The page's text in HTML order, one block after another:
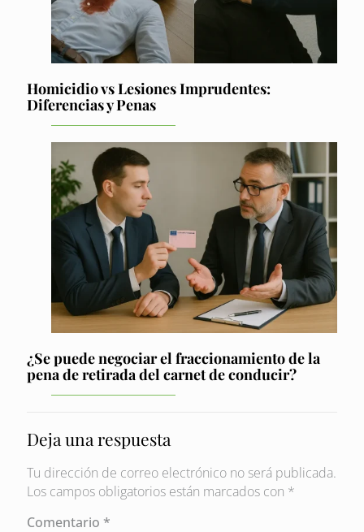
Homicidio vs Lesiones Imprudentes:
Diferencias y Penas
¿Se puede negociar el fraccionamiento de la
pena de retirada del carnet de conducir?
Deja una respuesta
Tu dirección de correo electrónico no será publicada.
Los campos obligatorios están marcados con *
Comentario *